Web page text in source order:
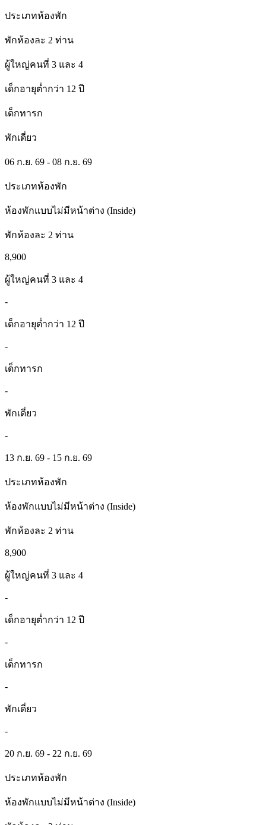
ประเภทห้องพัก
พักห้องละ 2 ท่าน
ผู้ใหญ่คนที่ 3 และ 4
เด็กอายุต่ำกว่า 12 ปี
เด็กทารก
พักเดี่ยว
06 ก.ย. 69 - 08 ก.ย. 69
ประเภทห้องพัก
ห้องพักแบบไม่มีหน้าต่าง (Inside)
พักห้องละ 2 ท่าน
8,900
ผู้ใหญ่คนที่ 3 และ 4
-
เด็กอายุต่ำกว่า 12 ปี
-
เด็กทารก
-
พักเดี่ยว
-
13 ก.ย. 69 - 15 ก.ย. 69
ประเภทห้องพัก
ห้องพักแบบไม่มีหน้าต่าง (Inside)
พักห้องละ 2 ท่าน
8,900
ผู้ใหญ่คนที่ 3 และ 4
-
เด็กอายุต่ำกว่า 12 ปี
-
เด็กทารก
-
พักเดี่ยว
-
20 ก.ย. 69 - 22 ก.ย. 69
ประเภทห้องพัก
ห้องพักแบบไม่มีหน้าต่าง (Inside)